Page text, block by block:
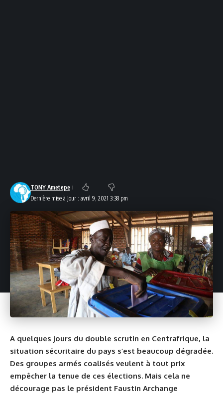
Dernière mise à jour : avril 9, 2021 3:38 pm
TONY Ametepe
A quelques jours du double scrutin en Centrafrique, la
situation sécuritaire du pays s’est beaucoup dégradée.
Des groupes armés coalisés veulent à tout prix
empêcher la tenue de ces élections. Mais cela ne
décourage pas le président Faustin Archange